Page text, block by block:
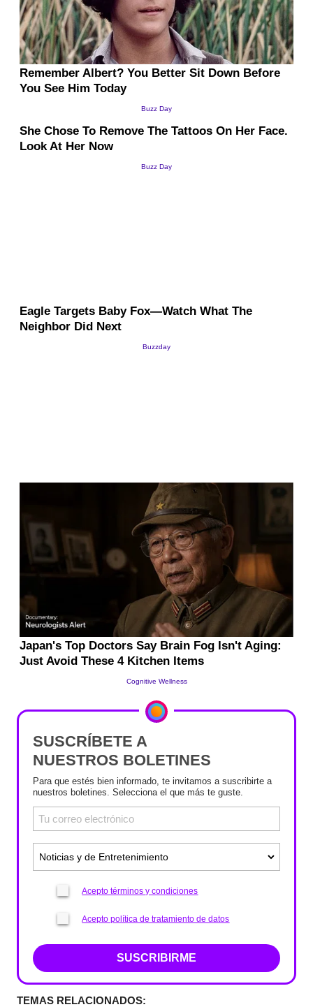
SUSCRÍBETE A
NUESTROS BOLETINES
Para que estés bien informado, te invitamos a suscribirte a
nuestros boletines. Selecciona el que más te guste.
Acepto términos y condiciones
Acepto política de tratamiento de datos
SUSCRIBIRME
TEMAS RELACIONADOS: